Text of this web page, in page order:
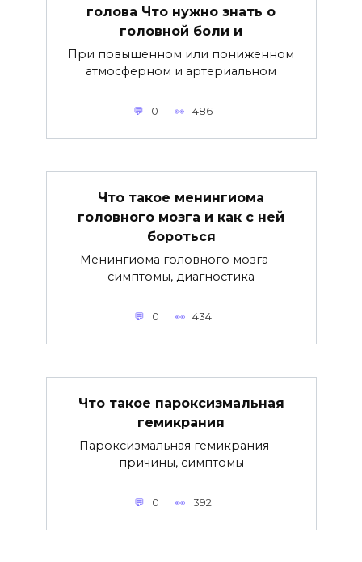
голова Что нужно знать о
головной боли и
При повышенном или пониженном
атмосферном и артериальном
0 486
Что такое менингиома
головного мозга и как с ней
бороться
Менингиома головного мозга —
симптомы, диагностика
0 434
Что такое пароксизмальная
гемикрания
Пароксизмальная гемикрания —
причины, симптомы
0 392